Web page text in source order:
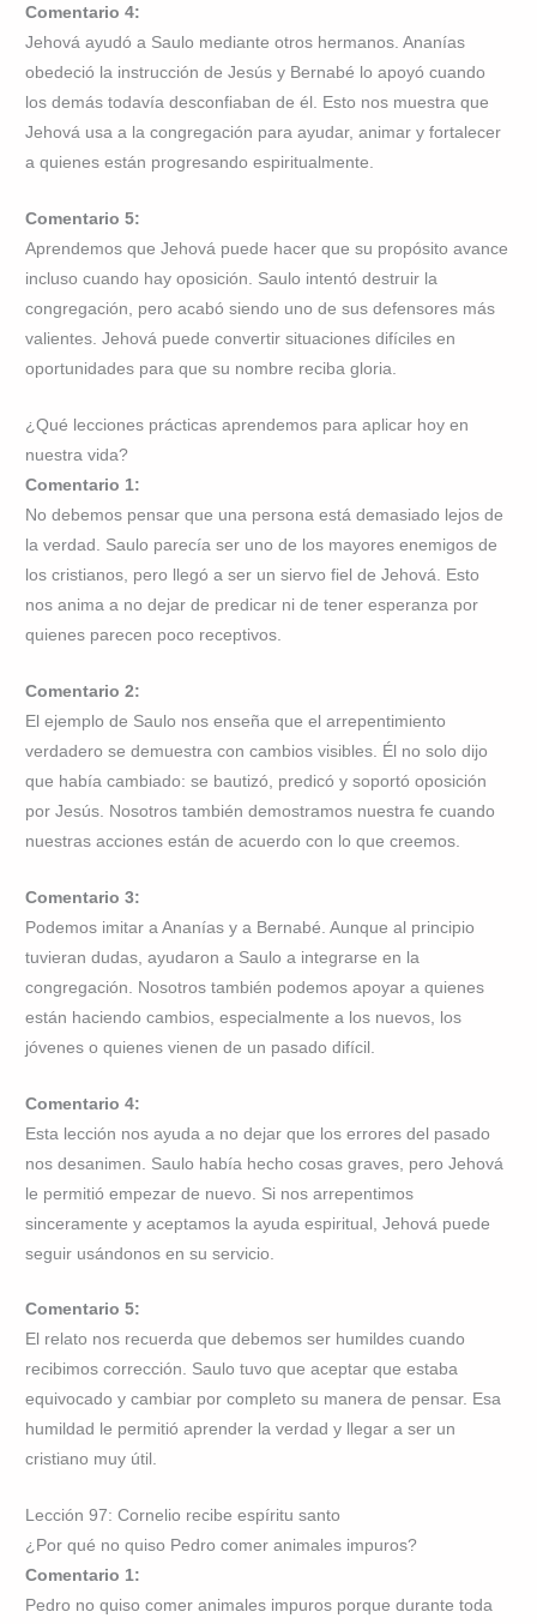
Comentario 4:
Jehová ayudó a Saulo mediante otros hermanos. Ananías
obedeció la instrucción de Jesús y Bernabé lo apoyó cuando
los demás todavía desconfiaban de él. Esto nos muestra que
Jehová usa a la congregación para ayudar, animar y fortalecer
a quienes están progresando espiritualmente.
Comentario 5:
Aprendemos que Jehová puede hacer que su propósito avance
incluso cuando hay oposición. Saulo intentó destruir la
congregación, pero acabó siendo uno de sus defensores más
valientes. Jehová puede convertir situaciones difíciles en
oportunidades para que su nombre reciba gloria.
¿Qué lecciones prácticas aprendemos para aplicar hoy en
nuestra vida?
Comentario 1:
No debemos pensar que una persona está demasiado lejos de
la verdad. Saulo parecía ser uno de los mayores enemigos de
los cristianos, pero llegó a ser un siervo fiel de Jehová. Esto
nos anima a no dejar de predicar ni de tener esperanza por
quienes parecen poco receptivos.
Comentario 2:
El ejemplo de Saulo nos enseña que el arrepentimiento
verdadero se demuestra con cambios visibles. Él no solo dijo
que había cambiado: se bautizó, predicó y soportó oposición
por Jesús. Nosotros también demostramos nuestra fe cuando
nuestras acciones están de acuerdo con lo que creemos.
Comentario 3:
Podemos imitar a Ananías y a Bernabé. Aunque al principio
tuvieran dudas, ayudaron a Saulo a integrarse en la
congregación. Nosotros también podemos apoyar a quienes
están haciendo cambios, especialmente a los nuevos, los
jóvenes o quienes vienen de un pasado difícil.
Comentario 4:
Esta lección nos ayuda a no dejar que los errores del pasado
nos desanimen. Saulo había hecho cosas graves, pero Jehová
le permitió empezar de nuevo. Si nos arrepentimos
sinceramente y aceptamos la ayuda espiritual, Jehová puede
seguir usándonos en su servicio.
Comentario 5:
El relato nos recuerda que debemos ser humildes cuando
recibimos corrección. Saulo tuvo que aceptar que estaba
equivocado y cambiar por completo su manera de pensar. Esa
humildad le permitió aprender la verdad y llegar a ser un
cristiano muy útil.
Lección 97: Cornelio recibe espíritu santo
¿Por qué no quiso Pedro comer animales impuros?
Comentario 1:
Pedro no quiso comer animales impuros porque durante toda